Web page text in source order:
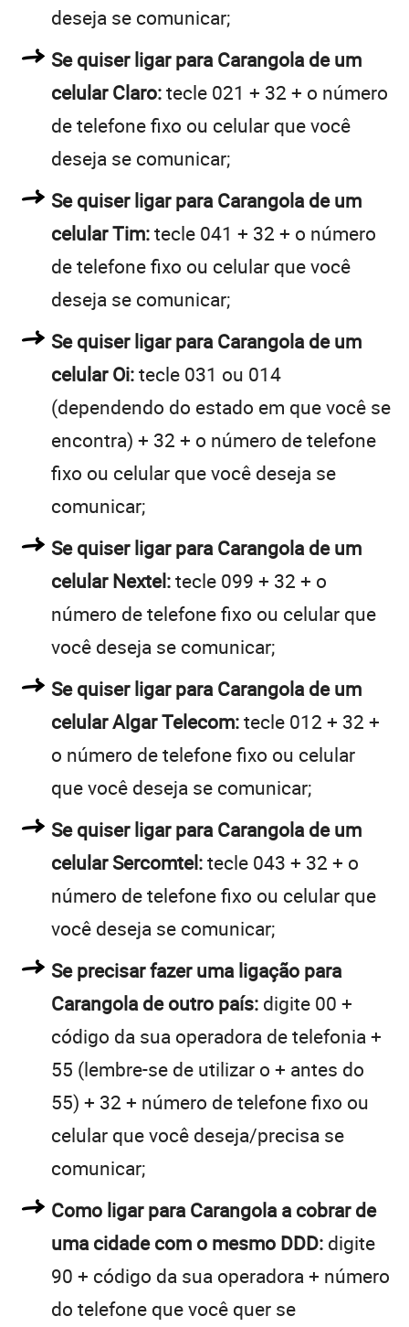
deseja se comunicar;
Se quiser ligar para Carangola de um
celular Claro:tecle 021 + 32 + o número
de telefone fixo ou celular que você
deseja se comunicar;
Se quiser ligar para Carangola de um
celular Tim:tecle 041 + 32 + o número
de telefone fixo ou celular que você
deseja se comunicar;
Se quiser ligar para Carangola de um
celular Oi:tecle 031 ou 014
(dependendo do estado em que você se
encontra) + 32 + o número de telefone
fixo ou celular que você deseja se
comunicar;
Se quiser ligar para Carangola de um
celular Nextel:tecle 099 + 32 + o
número de telefone fixo ou celular que
você deseja se comunicar;
Se quiser ligar para Carangola de um
celular Algar Telecom:tecle 012 + 32 +
o número de telefone fixo ou celular
que você deseja se comunicar;
Se quiser ligar para Carangola de um
celular Sercomtel:tecle 043 + 32 + o
número de telefone fixo ou celular que
você deseja se comunicar;
Se precisar fazer uma ligação para
Carangola de outro país: digite 00 +
código da sua operadora de telefonia +
55 (lembre-se de utilizar o + antes do
55) + 32 + número de telefone fixo ou
celular que você deseja/precisa se
comunicar;
Como ligar para Carangola a cobrar de
uma cidade com o mesmo DDD: digite
90 + código da sua operadora + número
do telefone que você quer se